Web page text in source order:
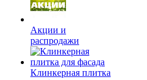
Акции и
распродажи
Клинкерная плитка